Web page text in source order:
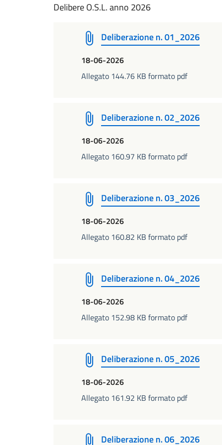
Delibere O.S.L. anno 2026
Deliberazione n. 01_2026
18-06-2026
Allegato 144.76 KB formato pdf
Deliberazione n. 02_2026
18-06-2026
Allegato 160.97 KB formato pdf
Deliberazione n. 03_2026
18-06-2026
Allegato 160.82 KB formato pdf
Deliberazione n. 04_2026
18-06-2026
Allegato 152.98 KB formato pdf
Deliberazione n. 05_2026
18-06-2026
Allegato 161.92 KB formato pdf
Deliberazione n. 06_2026